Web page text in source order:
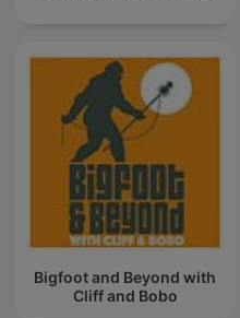
Bigfoot and Beyond with
Cliff and Bobo